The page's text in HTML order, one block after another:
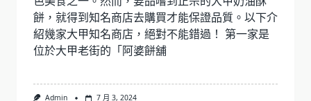
餅，就得到知名商店去購買才能保證品質。以下介
紹幾家大甲知名商店，絕對不能錯過！ 第一家是
位於大甲老街的「阿婆餅舖
Admin 7 月 3, 2024